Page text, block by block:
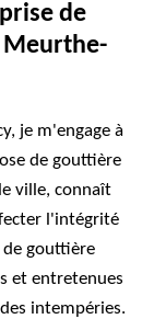
de
Meurthe-
je m'engage à
de gouttière
ville, connaît
l'intégrité
gouttière
et entretenues
intempéries.